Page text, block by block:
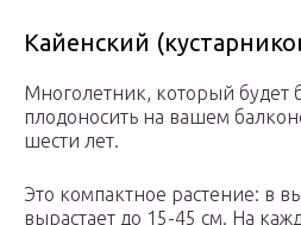
Кайенский
Многолетник, который будет
плодоносить на вашем
шести лет.
Это компактное растение: в
вырастает до 15-45 см. На